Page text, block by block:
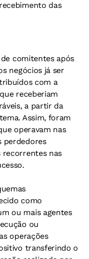
das
comitentes após
negócios já ser
com a
receberiam
a partir da
Assim, foram
operavam nas
perdedores
recorrentes nas
como
ou mais agentes
ou
operações
transferindo o